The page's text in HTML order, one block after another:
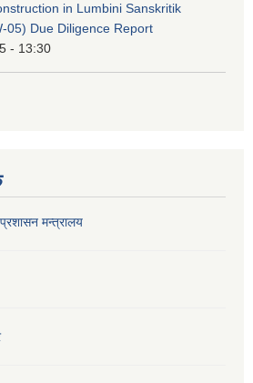
in Lumbini Sanskritik
05) Due Diligence Report
- 13:30
मन्‍त्रालय